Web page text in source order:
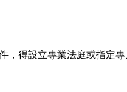
，得設立專業法庭或指定